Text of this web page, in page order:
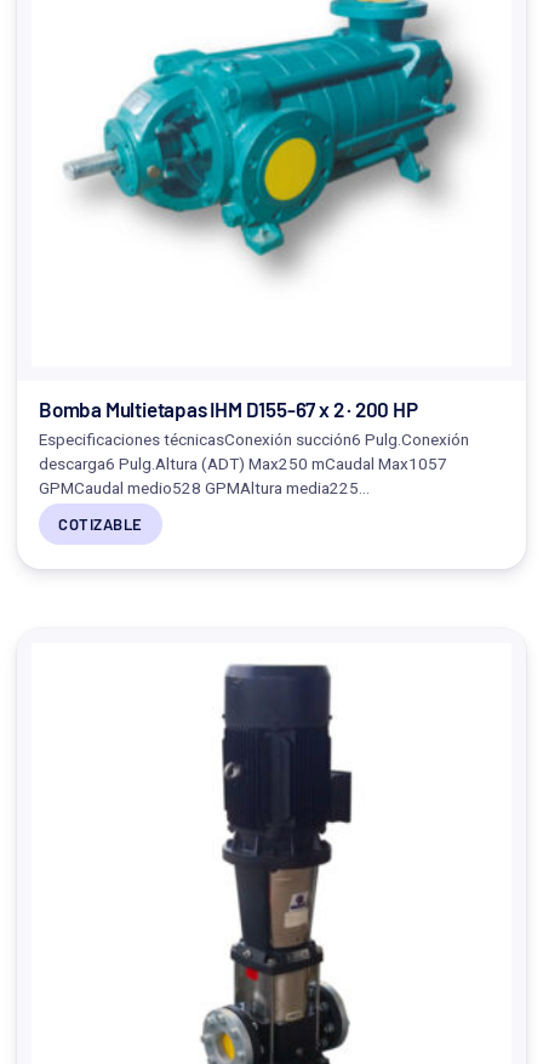
Bomba Multietapas IHM D155-67 x 2 · 200 HP
Especificaciones técnicasConexión succión6 Pulg.Conexión
descarga6 Pulg.Altura (ADT) Max250 mCaudal Max1057
GPMCaudal medio528 GPMAltura media225…
COTIZABLE